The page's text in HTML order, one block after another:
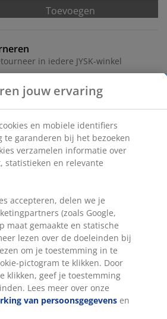
Toevoegen
in iedere JYSK-winkel
op alle artikelen
bezorgopties
jouw ervaring
en mobiele identifiers
te garanderen bij het bezoeken
verzamelen informatie over
statistieken en relevante
accepteren, delen we je
(zoals Google,
maat gemaakte en statische
lezen over de doeleinden bij
om je toestemming in te
pictogram te klikken. Door
klikken, geef je toestemming
Lees meer over onze
van persoonsgegevens en